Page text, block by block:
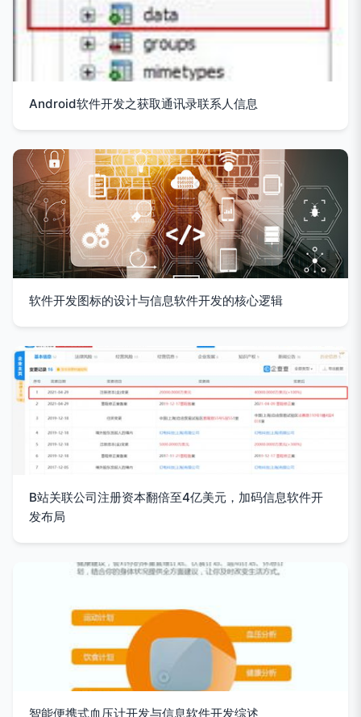
Android软件开发之获取通讯录联系人信息
软件开发图标的设计与信息软件开发的核心逻辑
B站关联公司注册资本翻倍至4亿美元，加码信息软件开
发布局
智能便携式血压计开发与信息软件开发综述